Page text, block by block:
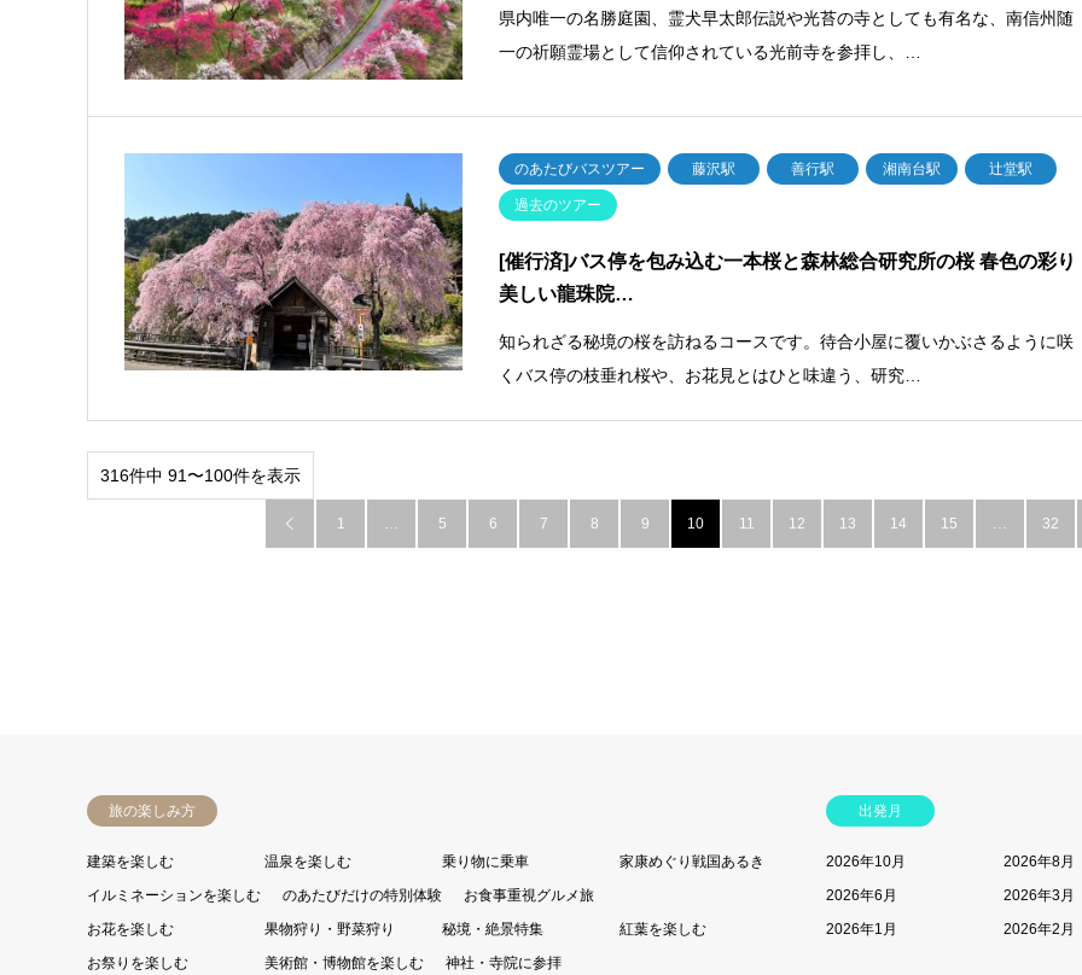
県内唯一の名勝庭園、霊犬早太郎伝説や光苔の寺としても有名な、南信州随
一の祈願霊場として信仰されている光前寺を参拝し、…
のあたびバスツアー 藤沢駅 善行駅 湘南台駅 辻堂駅
過去のツアー
[催行済]バス停を包み込む一本桜と森林総合研究所の桜 春色の彩り
美しい龍珠院…
知られざる秘境の桜を訪ねるコースです。待合小屋に覆いかぶさるように咲
くバス停の枝垂れ桜や、お花見とはひと味違う、研究…
316件中 91〜100件を表示
 1 … 5 6 7 8 9 10 11 12 13 14 15 … 32
旅の楽しみ方
建築を楽しむ 温泉を楽しむ 乗り物に乗車
家康めぐり戦国あるき
イルミネーションを楽しむ
のあたびだけの特別体験
お食事重視グルメ旅
お花を楽しむ
果物狩り・野菜狩り 秘境・絶景特集
紅葉を楽しむ
お祭りを楽しむ
美術館・博物館を楽しむ 神社・寺院に参拝
出発月
2026年10月
2026年8月
2026年6月
2026年3月
2026年1月
2026年2月